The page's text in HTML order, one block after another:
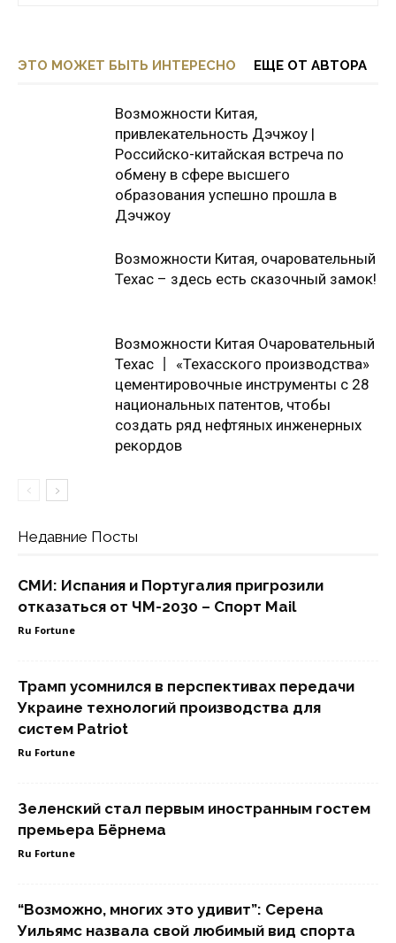
ЭТО МОЖЕТ БЫТЬ ИНТЕРЕСНО ЕЩЕ ОТ АВТОРА
Возможности Китая,
привлекательность Дэчжоу |
Российско-китайская встреча по
обмену в сфере высшего
образования успешно прошла в
Дэчжоу
Возможности Китая, очаровательный
Техас – здесь есть сказочный замок!
Возможности Китая Очаровательный
Техас 丨 «Техасского производства»
цементировочные инструменты с 28
национальных патентов, чтобы
создать ряд нефтяных инженерных
рекордов
Недавние Посты
СМИ: Испания и Португалия пригрозили
отказаться от ЧМ-2030 – Спорт Mail
Ru Fortune
Трамп усомнился в перспективах передачи
Украине технологий производства для
систем Patriot
Ru Fortune
Зеленский стал первым иностранным гостем
премьера Бёрнема
Ru Fortune
“Возможно, многих это удивит”: Серена
Уильямс назвала свой любимый вид спорта